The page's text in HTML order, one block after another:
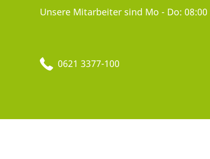
Unsere Mitarbeiter sind Mo - Do:
0621 3377-100